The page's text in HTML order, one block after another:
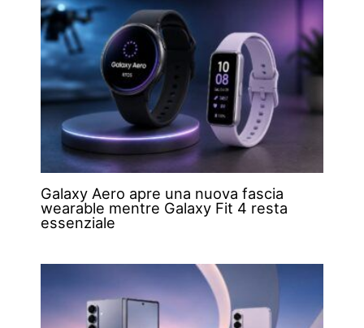
Galaxy Aero apre una nuova fascia
wearable mentre Galaxy Fit 4 resta
essenziale